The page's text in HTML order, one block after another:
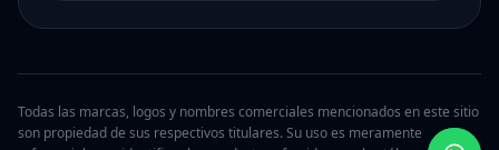
Todas las marcas, logos y nombres comerciales mencionados en este sitio
son propiedad de sus respectivos titulares. Su uso es meramente